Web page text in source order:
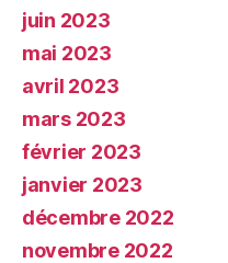
juin 2023
mai 2023
avril 2023
mars 2023
février 2023
janvier 2023
décembre 2022
novembre 2022